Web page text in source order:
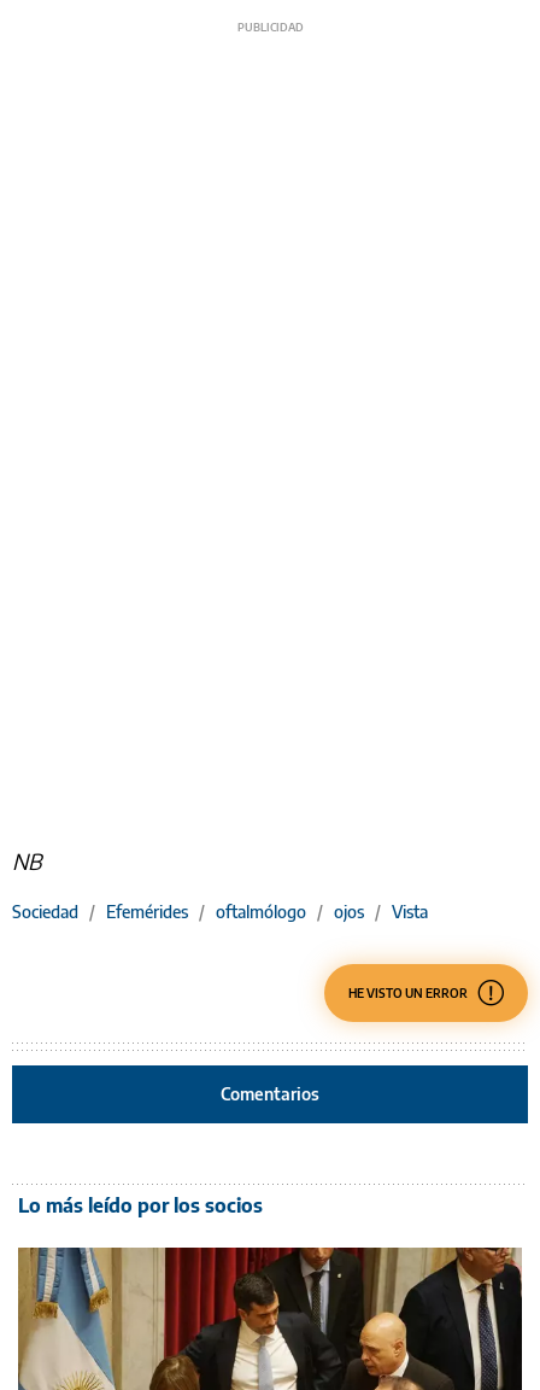
NB
Sociedad / Efemérides / oftalmólogo / ojos / Vista
HE VISTO UN ERROR
Comentarios
Lo más leído por los socios